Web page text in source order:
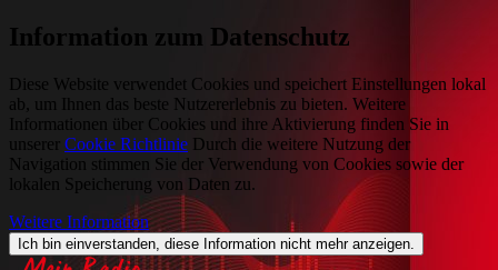
Information zum Datenschutz
Diese Website verwendet Cookies und speichert Einstellungen lokal
ab, um Ihnen das beste Nutzererlebnis zu bieten. Weitere
Informationen über Cookies und ihre Aktivierung finden Sie in
unserer Cookie Richtlinie Durch die weitere Nutzung der
Navigation stimmen Sie der Verwendung von Cookies sowie der
lokalen Speicherung von Daten zu.
Weitere Information
Ich bin einverstanden, diese Information nicht mehr anzeigen.